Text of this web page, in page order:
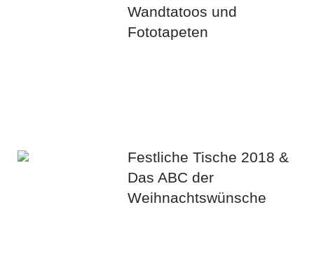
Wandtatoos und
Fototapeten
Festliche Tische 2018 &
Das ABC der
Weihnachtswünsche